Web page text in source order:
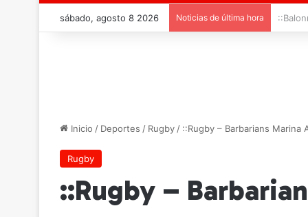
sábado, agosto 8 2026 Noticias de última hora
Inicio / Deportes / Rugby / ::Rugby – Barbarians
Rugby
::Rugby –